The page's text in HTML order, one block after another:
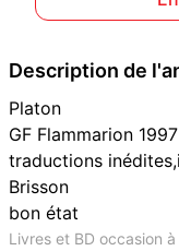
Description de
Platon
GF Flammarion 1997
traductions
Brisson
bon état
Livres et BD occasion